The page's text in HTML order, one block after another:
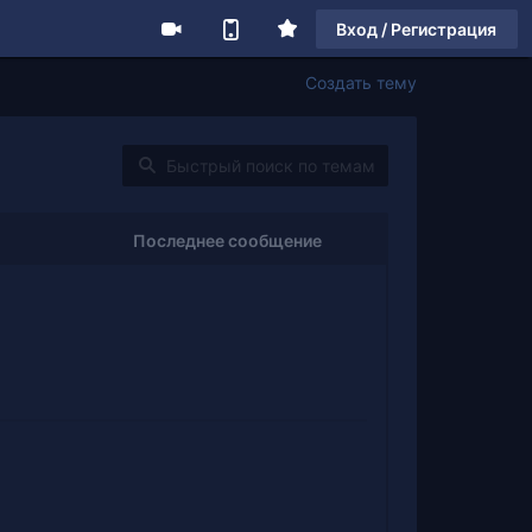
Вход / Регистрация
Создать тему
Последнее сообщение